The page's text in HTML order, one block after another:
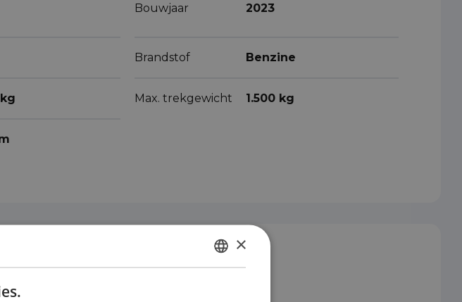
Bouwjaar 2023
Brandstof Benzine
Max. trekgewicht 1.500 kg
DUTCH
×